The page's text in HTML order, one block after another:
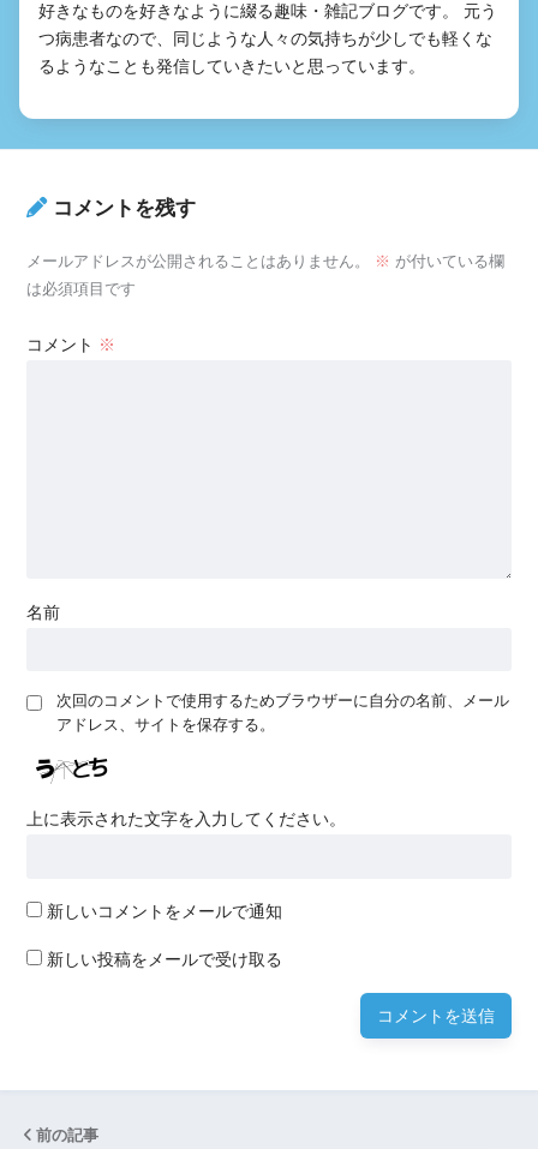
好きなものを好きなように綴る趣味・雑記ブログです。 元う
つ病患者なので、同じような人々の気持ちが少しでも軽くな
るようなことも発信していきたいと思っています。
コメントを残す
メールアドレスが公開されることはありません。 ※ が付いている欄
は必須項目です
コメント ※
名前
次回のコメントで使用するためブラウザーに自分の名前、メール
アドレス、サイトを保存する。
上に表示された文字を入力してください。
新しいコメントをメールで通知
新しい投稿をメールで受け取る
前の記事